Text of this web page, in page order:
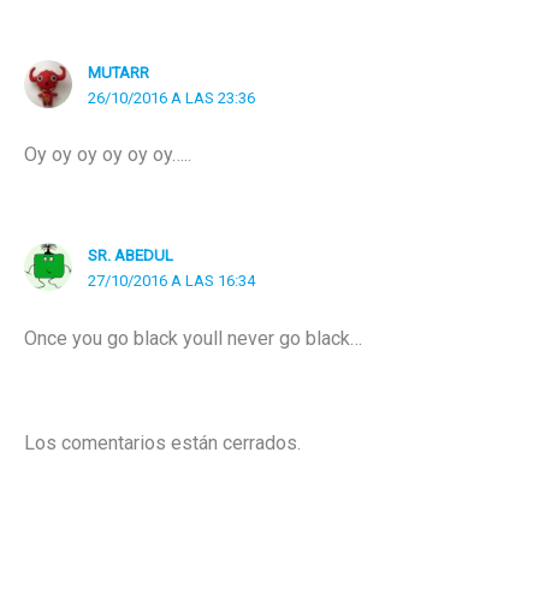
MUTARR
26/10/2016 A LAS 23:36
Oy oy oy oy oy oy…..
SR. ABEDUL
27/10/2016 A LAS 16:34
Once you go black youll never go black…
Los comentarios están cerrados.